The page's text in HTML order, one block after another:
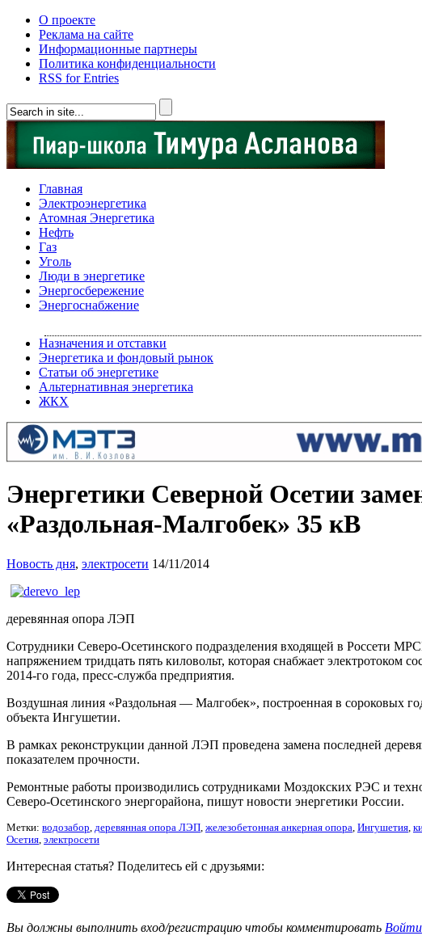
О проекте
Реклама на сайте
Информационные партнеры
Политика конфиденциальности
RSS for Entries
Главная
Электроэнергетика
Атомная Энергетика
Нефть
Газ
Уголь
Люди в энергетике
Энергосбережение
Энергоснабжение
Назначения и отставки
Энергетика и фондовый рынок
Статьи об энергетике
Альтернативная энергетика
ЖКХ
Энергетики Северной Осетии
«Раздольная-Малгобек» 35 кВ
Новость дня, электросети 14/11/2014
деревянная опора ЛЭП
Сотрудники Северо-Осетинского подразделения входящей в Россети
напряжением тридцать пять киловольт, которая снабжает
2014-го года, пресс-служба предприятия.
Воздушная линия «Раздольная — Малгобек», построенная в сороковых
объекта Ингушетии.
В рамках реконструкции данной ЛЭП проведена замена последней
показателем прочности.
Ремонтные работы производились сотрудниками Моздокских РЭС и
Северо-Осетинского энергорайона, пишут новости энергетики России.
Метки: водозабор, деревянная опора ЛЭП, железобетонная анкерная опора, Ингушетия,
Осетия, электросети
Интересная статья? Поделитесь ей с друзьями:
Вы должны выполнить вход/регистрацию чтобы комментировать Войти